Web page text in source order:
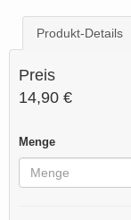
Produkt-Details
Preis
14,90 €
Menge